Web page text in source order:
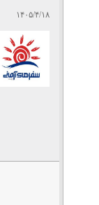
۱۴۰۵/۴/۱۸